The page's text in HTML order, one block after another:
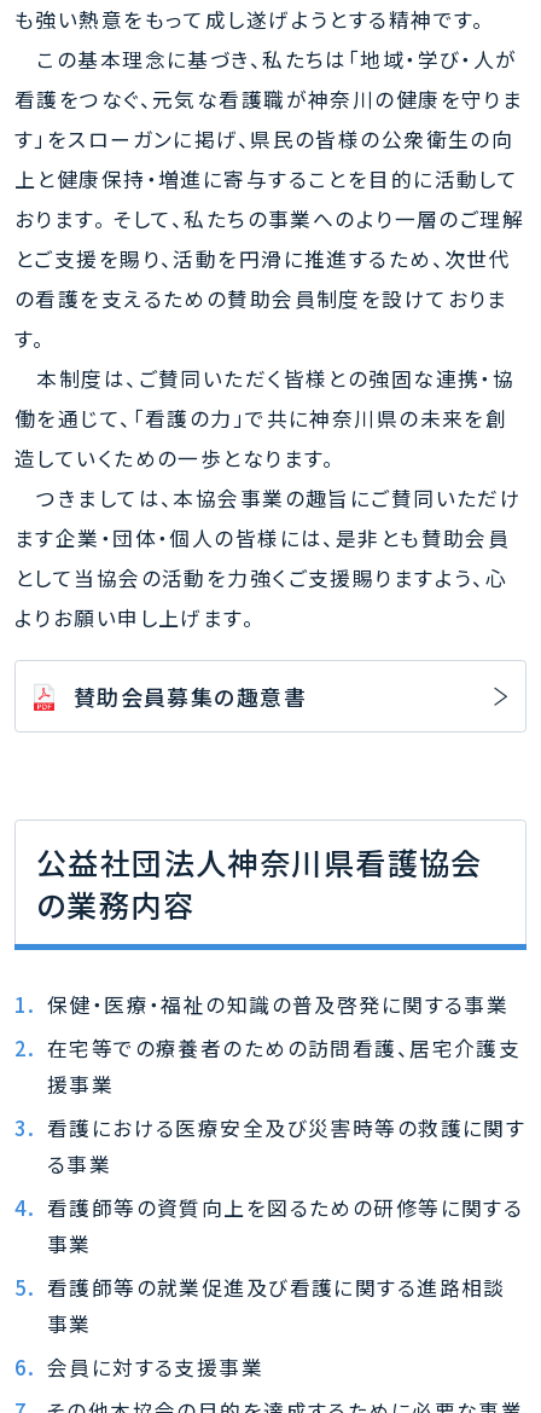
も強い熱意をもって成し遂げようとする精神です。
この基本理念に基づき、私たちは「地域・学び・人が
看護をつなぐ、元気な看護職が神奈川の健康を守りま
す」をスローガンに掲げ、県民の皆様の公衆衛生の向
上と健康保持・増進に寄与することを目的に活動して
おります。 そして、私たちの事業へのより一層のご理解
とご支援を賜り、活動を円滑に推進するため、次世代
の看護を支えるための賛助会員制度を設けておりま
す。
本制度は、ご賛同いただく皆様との強固な連携・協
働を通じて、「看護の力」で共に神奈川県の未来を創
造していくための一歩となります。
つきましては、本協会事業の趣旨にご賛同いただけ
ます企業・団体・個人の皆様には、是非とも賛助会員
として当協会の活動を力強くご支援賜りますよう、心
よりお願い申し上げます。
賛助会員募集の趣意書
公益社団法人神奈川県看護協会
の業務内容
保健・医療・福祉の知識の普及啓発に関する事業
在宅等での療養者のための訪問看護、居宅介護支
援事業
看護における医療安全及び災害時等の救護に関す
る事業
看護師等の資質向上を図るための研修等に関する
事業
看護師等の就業促進及び看護に関する進路相談
事業
会員に対する支援事業